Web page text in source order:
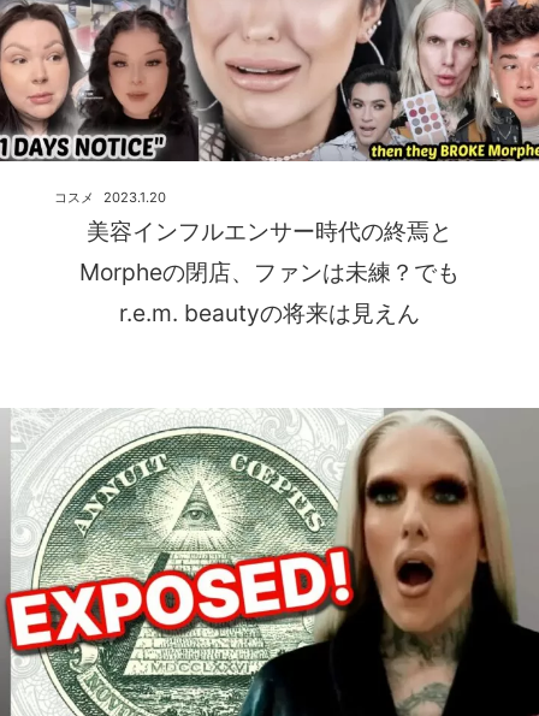
美容インフルエンサー時代の終焉と
Morpheの閉店、ファンは未練？でも
r.e.m. beautyの将来は見えん
2023.1.20
コスメ